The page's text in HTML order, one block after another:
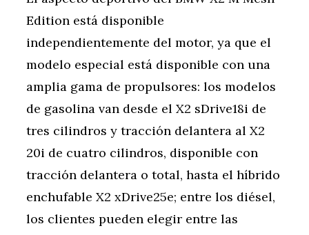
Edition está disponible
independientemente del motor, ya que el
modelo especial está disponible con una
amplia gama de propulsores: los modelos
de gasolina van desde el X2 sDrive18i de
tres cilindros y tracción delantera al X2
20i de cuatro cilindros, disponible con
tracción delantera o total, hasta el híbrido
enchufable X2 xDrive25e; entre los diésel,
los clientes pueden elegir entre las